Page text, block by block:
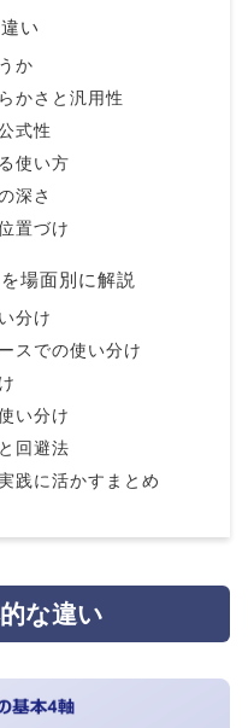
い
か
かさと汎用性
式性
使い方
深さ
置づけ
場面別に解説
分け
スでの使い分け
い分け
回避法
践に活かすまとめ
な違い